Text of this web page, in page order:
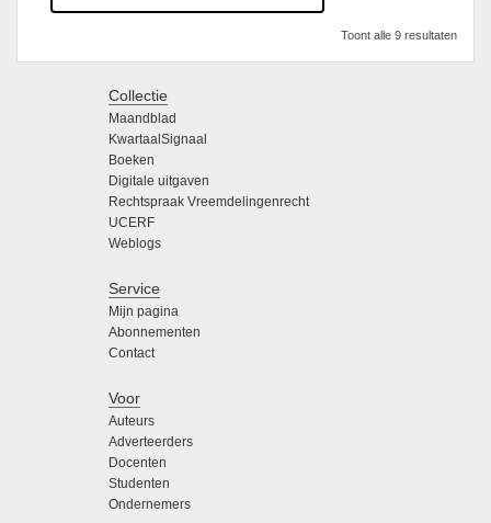
Toont alle 9 resultaten
Collectie
Maandblad
KwartaalSignaal
Boeken
Digitale uitgaven
Rechtspraak Vreemdelingenrecht
UCERF
Weblogs
Service
Mijn pagina
Abonnementen
Contact
Voor
Auteurs
Adverteerders
Docenten
Studenten
Ondernemers